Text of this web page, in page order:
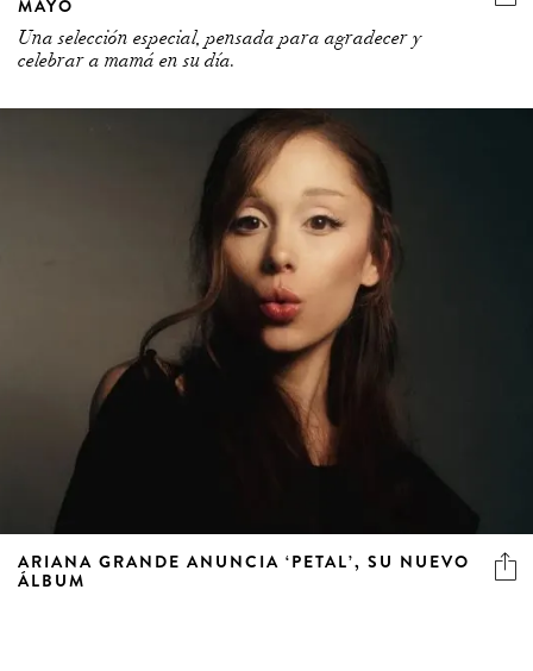
Una selección especial, pensada para agradecer y
celebrar a mamá en su día.
ARIANA GRANDE ANUNCIA ‘PETAL’, SU NUEVO
ÁLBUM